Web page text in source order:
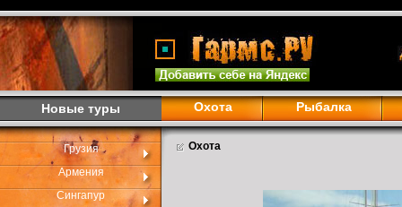
Новые туры Охота Рыбалка
Грузия
Армения
Сингапур
Охота